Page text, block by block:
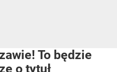
To będzie
o tytuł